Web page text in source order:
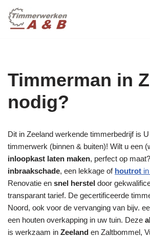
Ga
Timmerman in
nodig?
Dit in Zeeland werkende timmerbedrijf is
timmerwerk (binnen & buiten)! Wilt u een
inloopkast laten maken, perfect op
inbraakschade, een lekkage of houtrot
Renovatie en snel herstel door
transparant tarief. De gecertificeerde
Noord, ook voor de vervanging van bijv.
een houten overkapping in uw tuin. Deze
is werkzaam in Zeeland en Zaltbommel,